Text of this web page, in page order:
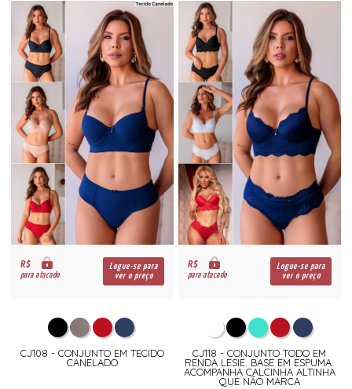
R$
para atacado
Logue-se para
ver o preço
CJ108 - CONJUNTO EM TECIDO
CANELADO
R$
para atacado
Logue-se para
ver o preço
CJ118 - CONJUNTO TODO EM
RENDA LESIE. BASE EM ESPUMA.
ACOMPANHA CALCINHA ALTINHA
QUE NÃO MARCA